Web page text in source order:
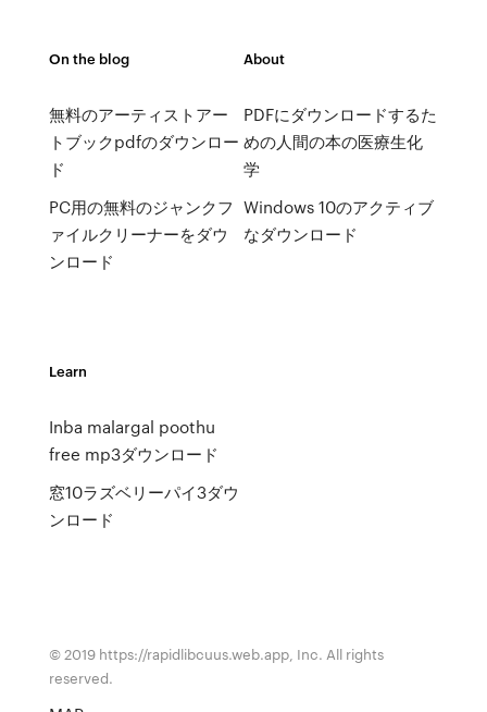
On the blog
無料のアーティストアー
トブックpdfのダウンロー
ド
PC用の無料のジャンクフ
ァイルクリーナーをダウ
ンロード
About
PDFにダウンロードするた
めの人間の本の医療生化
学
Windows 10のアクティブ
なダウンロード
Learn
Inba malargal poothu
free mp3ダウンロード
窓10ラズベリーパイ3ダウ
ンロード
© 2019 https://rapidlibcuus.web.app, Inc. All rights
reserved.